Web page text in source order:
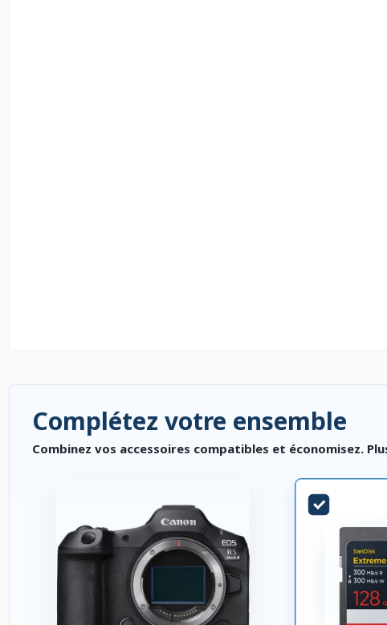
Complétez votre ensemble
Combinez vos accessoires compatibles et économisez.